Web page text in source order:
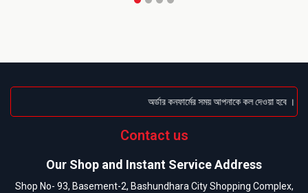
অর্ডার কনফার্মের সময় আপনাকে কল দেওয়া হবে ।
Contact us
Our Shop and Instant Service Address
Shop No- 93, Basement-2, Bashundhara City Shopping Complex,